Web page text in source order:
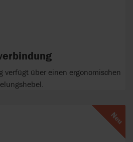
verfügt über einen ergonomischen
Neu